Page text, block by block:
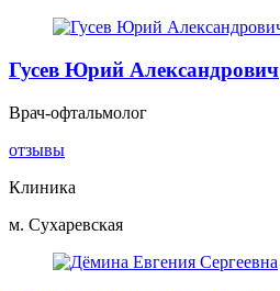
Гусев Юрий Александрович
Врач-офтальмолог
отзывы
Клиника
м. Сухаревская